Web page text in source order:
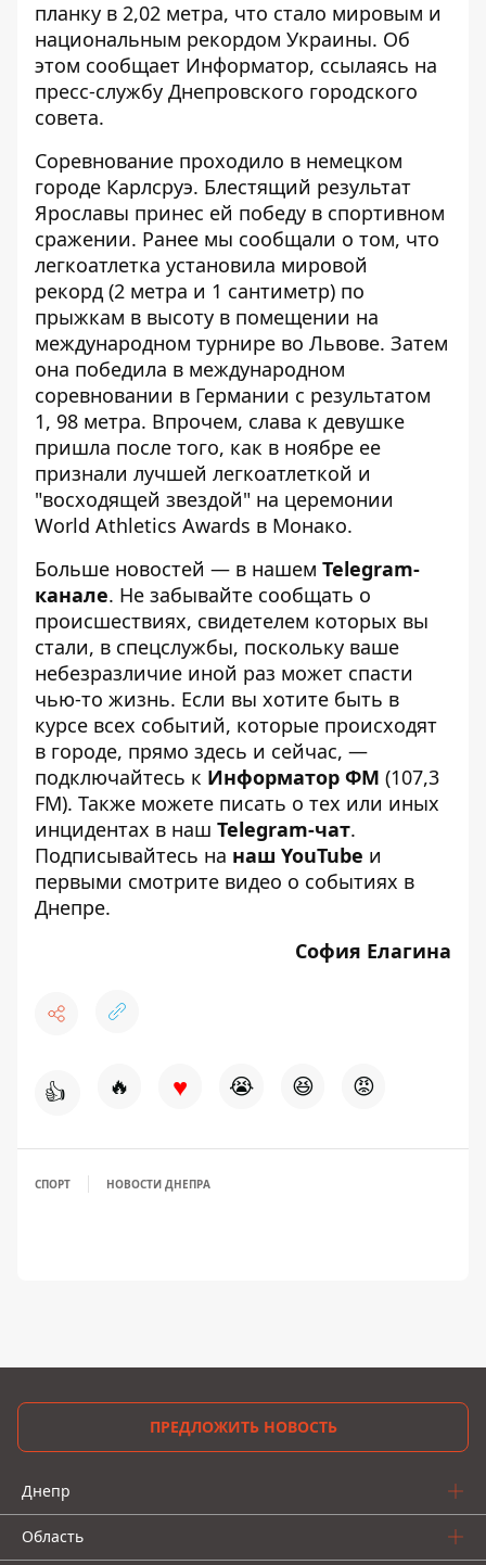
планку в 2,02 метра, что стало мировым и
национальным рекордом Украины. Об
этом сообщает Информатор, ссылаясь на
пресс-службу Днепровского городского
совета.
Соревнование проходило в немецком
городе Карлсруэ. Блестящий результат
Ярославы принес ей победу в спортивном
сражении. Ранее мы сообщали о том, что
легкоатлетка установила мировой
рекорд (2 метра и 1 сантиметр) по
прыжкам в высоту в помещении на
международном турнире во Львове. Затем
она победила в международном
соревновании в Германии с результатом
1, 98 метра. Впрочем, слава к девушке
пришла после того, как в ноябре ее
признали лучшей легкоатлеткой и
"восходящей звездой" на церемонии
World Athletics Awards в Монако.
Больше новостей — в нашем Telegram-
канале. Не забывайте сообщать о
происшествиях, свидетелем которых вы
стали, в спецслужбы, поскольку ваше
небезразличие иной раз может спасти
чью-то жизнь. Если вы хотите быть в
курсе всех событий, которые происходят
в городе, прямо здесь и сейчас, —
подключайтесь к Информатор ФМ (107,3
FM). Также можете писать о тех или иных
инцидентах в наш Telegram-чат.
Подписывайтесь на наш YouTube и
первыми смотрите видео о событиях в
Днепре.
София Елагина
👍 🔥 ♥ 😭 😆 😡
СПОРТ НОВОСТИ ДНЕПРА
ПРЕДЛОЖИТЬ НОВОСТЬ
Днепр
Область